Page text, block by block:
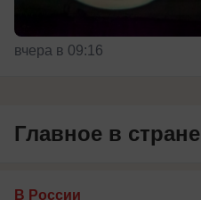
вчера в 09:16
Главное в стране
В России